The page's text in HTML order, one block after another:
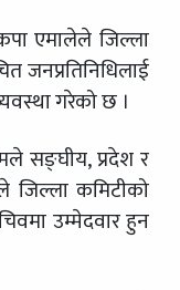
एमालेले जिल्ला
जनप्रतिनिधिलाई
गरेको छ ।
सङ्घीय, प्रदेश र
जिल्ला कमिटीको
उम्मेदवार हुन